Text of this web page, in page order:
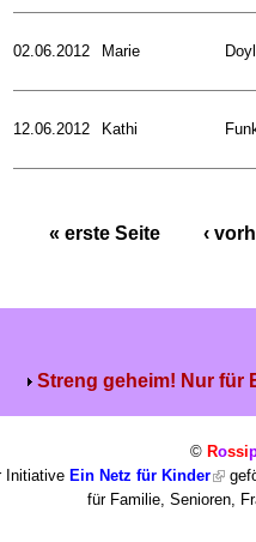
02.06.2012 Marie
12.06.2012 Kathi
« erste Seite ‹
Streng geheim! Nur für
© Rossi
Initiative Ein Netz für Kinder
für Familie, Senioren,